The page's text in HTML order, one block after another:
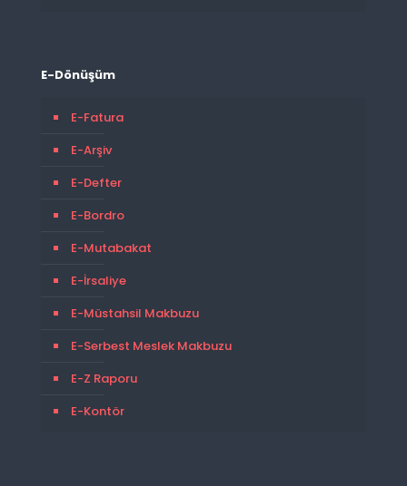
E-Dönüşüm
E-Fatura
E-Arşiv
E-Defter
E-Bordro
E-Mutabakat
E-İrsaliye
E-Müstahsil Makbuzu
E-Serbest Meslek Makbuzu
E-Z Raporu
E-Kontör